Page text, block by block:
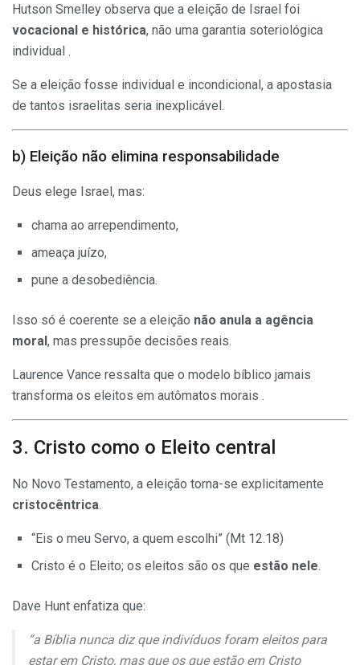
Hutson Smelley observa que a eleição de Israel foi
vocacional e histórica, não uma garantia soteriológica
individual .
Se a eleição fosse individual e incondicional, a apostasia
de tantos israelitas seria inexplicável.
b) Eleição não elimina responsabilidade
Deus elege Israel, mas:
chama ao arrependimento,
ameaça juízo,
pune a desobediência.
Isso só é coerente se a eleição não anula a agência
moral , mas pressupõe decisões reais.
Laurence Vance ressalta que o modelo bíblico jamais
transforma os eleitos em autômatos morais .
3. Cristo como o Eleito central
No Novo Testamento, a eleição torna-se explicitamente
cristocêntrica.
“Eis o meu Servo, a quem escolhi” (Mt 12.18)
Cristo é o Eleito; os eleitos são os que estão nele.
Dave Hunt enfatiza que:
“a Bíblia nunca diz que indivíduos foram eleitos para
estar em Cristo, mas que os que estão em Cristo